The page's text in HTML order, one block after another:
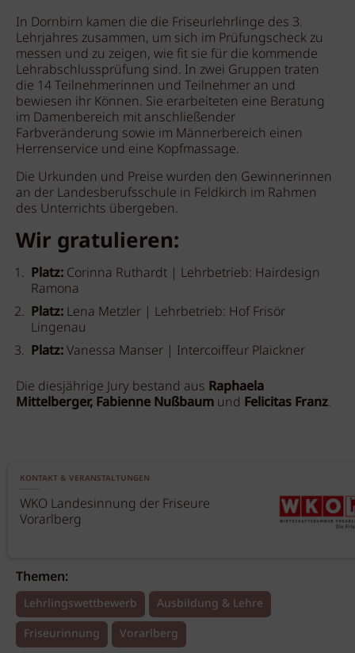
In Dornbirn kamen die die Friseurlehrlinge des 3.
Lehrjahres zusammen, um sich im Prüfungscheck zu
messen und zu zeigen, wie fit sie für die kommende
Lehrabschlussprüfung sind. In zwei Gruppen traten
die 14 Teilnehmerinnen und Teilnehmer an und
bewiesen ihr Können. Sie erarbeiteten eine Beratung
im Damenbereich mit anschließender
Farbveränderung sowie im Männerbereich einen
Herrenservice und eine Kopfmassage.
Die Urkunden und Preise wurden den Gewinnerinnen
an der Landesberufsschule in Feldkirch im Rahmen
des Unterrichts übergeben.
Wir gratulieren:
Platz: Corinna Ruthardt | Lehrbetrieb: Hairdesign
Ramona
Platz: Lena Metzler | Lehrbetrieb: Hof Frisör
Lingenau
Platz:Vanessa Manser | Intercoiffeur Plaickner
Die diesjährige Jury bestand aus Raphaela
Mittelberger, Fabienne Nußbaum und Felicitas Franz.
KONTAKT & VERANSTALTUNGEN
WKO Landesinnung der Friseure
Vorarlberg
Themen:
Lehrlingswettbewerb
Ausbildung & Lehre
Friseurinnung
Vorarlberg